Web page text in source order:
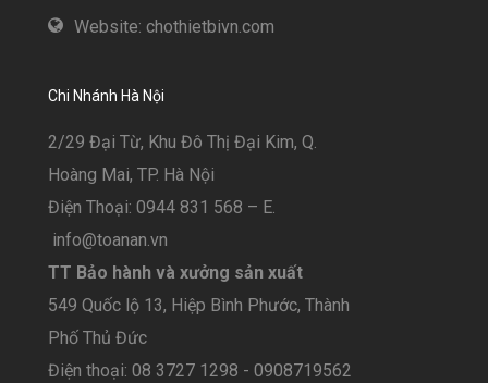
Website: chothietbivn.com
Chi Nhánh Hà Nội
2/29 Đại Từ, Khu Đô Thị Đại Kim, Q.
Hoàng Mai, TP. Hà Nội
Điện Thoại: 0944 831 568 – E.
info@toanan.vn
TT Bảo hành và xưởng sản xuất
549 Quốc lộ 13, Hiệp Bình Phước, Thành
Phố Thủ Đức
Điện thoại: 08 3727 1298 - 0908719562